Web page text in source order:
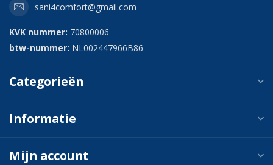
sani4comfort@gmail.com
KVK nummer: 70800006
btw-nummer: NL002447966B86
Categorieën
Informatie
Mijn account